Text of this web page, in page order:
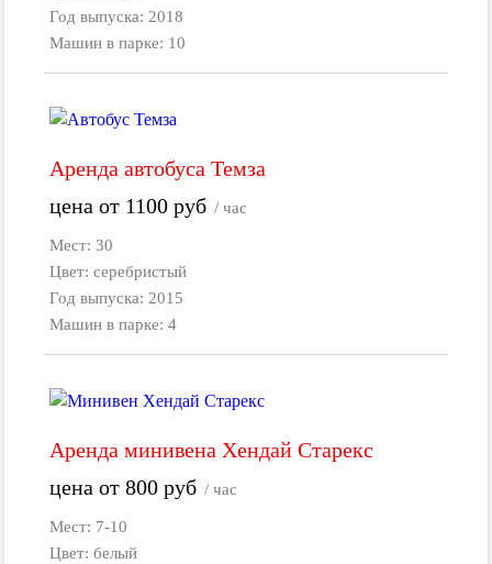
Год выпуска: 2018
Машин в парке: 10
Аренда автобуса Темза
цена от 1100руб / час
Мест: 30
Цвет: серебристый
Год выпуска: 2015
Машин в парке: 4
Аренда минивена Хендай Старекс
цена от 800руб / час
Мест: 7-10
Цвет: белый